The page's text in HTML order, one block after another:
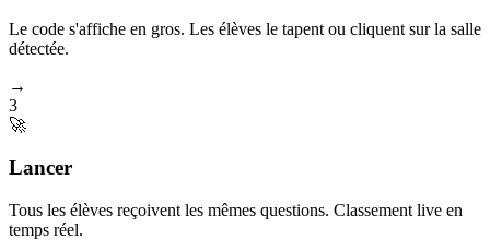
Le code s'affiche en gros. Les élèves le tapent ou cliquent sur la salle
détectée.
→
3
🚀
Lancer
Tous les élèves reçoivent les mêmes questions. Classement live en
temps réel.